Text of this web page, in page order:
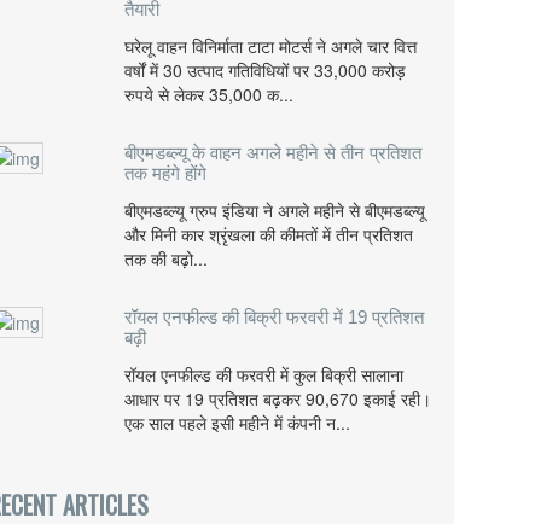
तैयारी
घरेलू वाहन विनिर्माता टाटा मोटर्स ने अगले चार वित्त
वर्षों में 30 उत्पाद गतिविधियों पर 33,000 करोड़
रुपये से लेकर 35,000 क...
बीएमडब्ल्यू के वाहन अगले महीने से तीन प्रतिशत
तक महंगे होंगे
बीएमडब्ल्यू ग्रुप इंडिया ने अगले महीने से बीएमडब्ल्यू
और मिनी कार श्रृंखला की कीमतों में तीन प्रतिशत
तक की बढ़ो...
रॉयल एनफील्ड की बिक्री फरवरी में 19 प्रतिशत
बढ़ी
रॉयल एनफील्ड की फरवरी में कुल बिक्री सालाना
आधार पर 19 प्रतिशत बढ़कर 90,670 इकाई रही।
एक साल पहले इसी महीने में कंपनी न...
ARTICLES